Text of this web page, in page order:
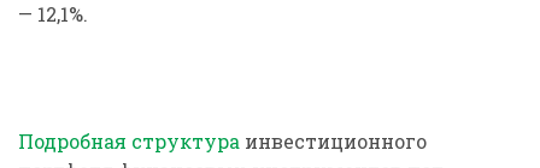
— 12,1%.
Подробная структура инвестиционного